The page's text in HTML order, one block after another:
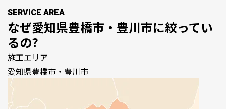
SERVICE AREA
なぜ愛知県豊橋市・豊川市に絞ってい
るの?
施工エリア
愛知県豊橋市・豊川市